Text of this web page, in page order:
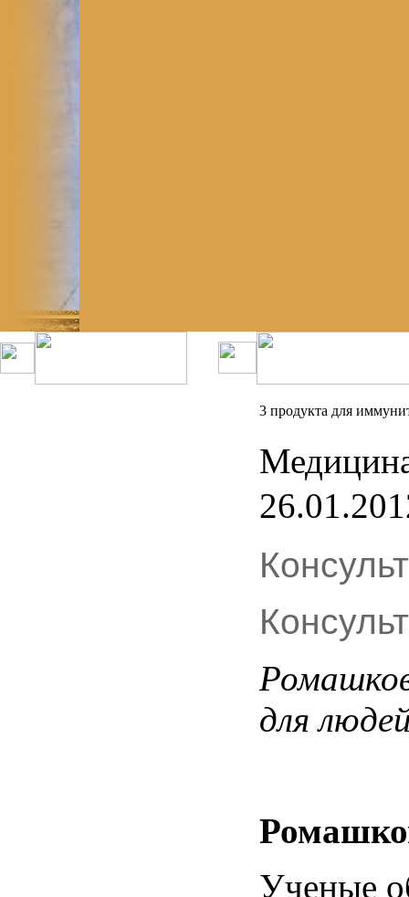
3 продукта для
для
Ученые